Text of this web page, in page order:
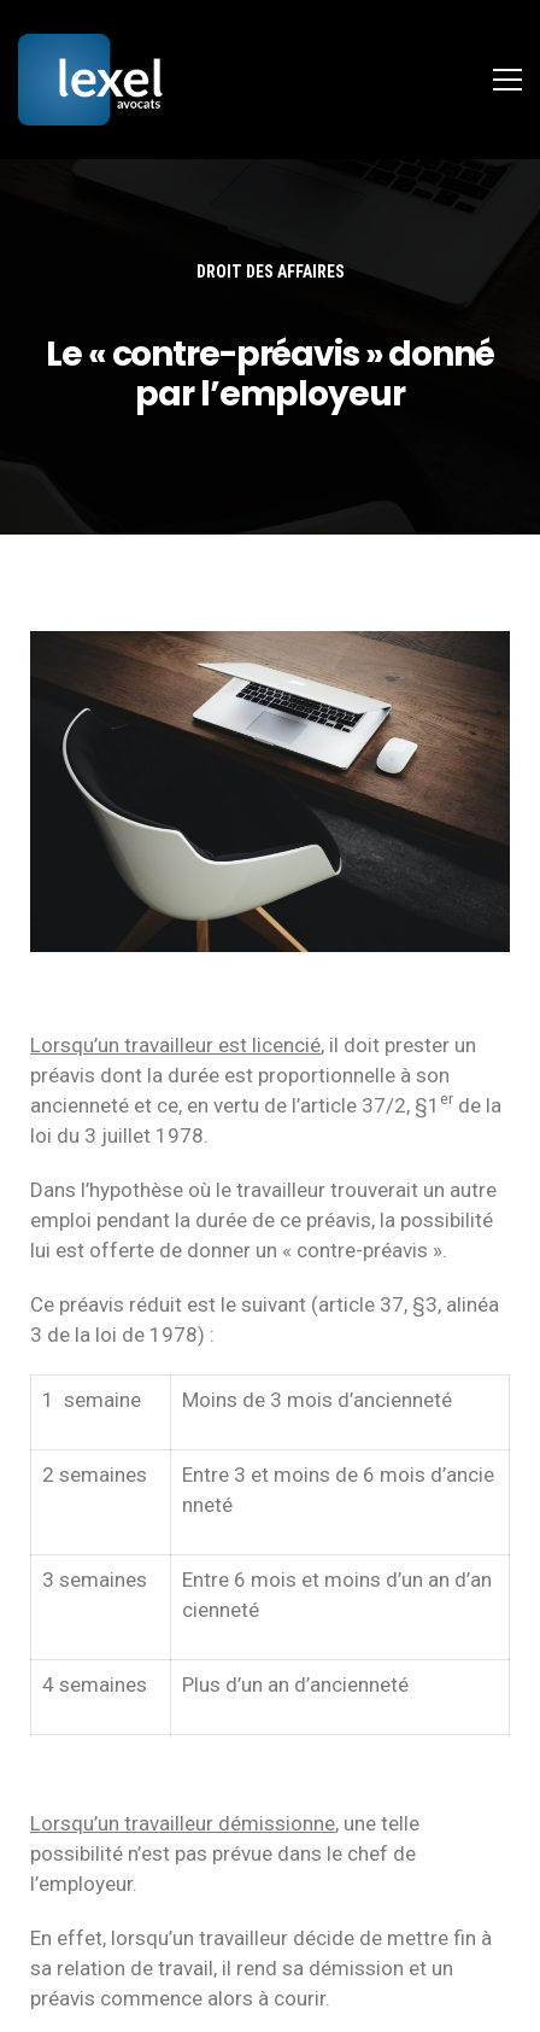
DROIT DES AFFAIRES
Le « contre-préavis » donné
par l’employeur
Lorsqu’un travailleur est licencié, il doit prester un
préavis dont la durée est proportionnelle à son
ancienneté et ce, en vertu de l’article 37/2, §1 er de la
loi du 3 juillet 1978.
Dans l’hypothèse où le travailleur trouverait un autre
emploi pendant la durée de ce préavis, la possibilité
lui est offerte de donner un « contre-préavis ».
Ce préavis réduit est le suivant (article 37, §3, alinéa
3 de la loi de 1978) :
1 semaine Moins de 3 mois d’ancienneté
2 semaines
Entre 3 et moins de 6 mois d’ancie
nneté
3 semaines
Entre 6 mois et moins d’un an d’an
cienneté
4 semaines Plus d’un an d’ancienneté
Lorsqu’un travailleur démissionne, une telle
possibilité n’est pas prévue dans le chef de
l’employeur.
En effet, lorsqu’un travailleur décide de mettre fin à
sa relation de travail, il rend sa démission et un
préavis commence alors à courir.